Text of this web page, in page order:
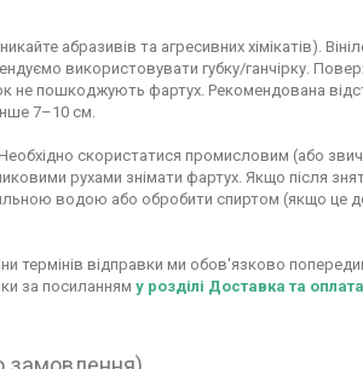
абразивів та агресивних хімікатів).
використовувати губку/ганчірку.
не пошкоджують фартух. Рекомендована
7–10 см.
скористатися промисловим (або
рухами знімати фартух. Якщо після
водою або обробити спиртом (якщо це
термінів відправки ми обов'язково
за посиланням у розділі Доставка та оплата